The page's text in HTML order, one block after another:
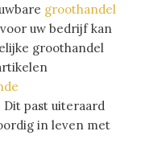
groothandel
uw bedrijf kan
groothandel
past uiteraard
in leven met